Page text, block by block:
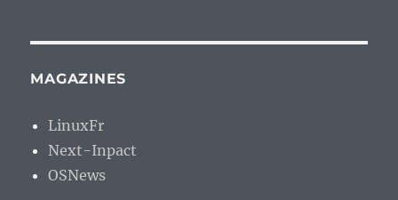
MAGAZINES
LinuxFr
Next-Inpact
OSNews